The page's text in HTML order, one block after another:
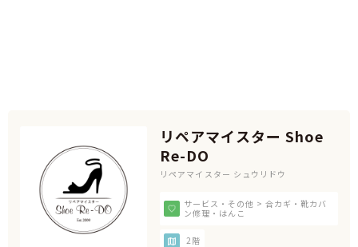
リペアマイスター Shoe
Re-DO
リペアマイスター シュウリドウ
サービス・その他 > 合カギ・靴カバ
ン修理・はんこ
2階